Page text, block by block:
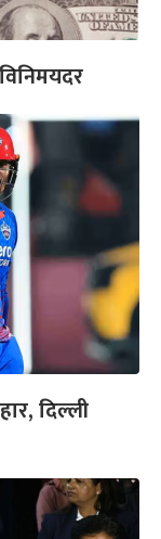
दिल्ली